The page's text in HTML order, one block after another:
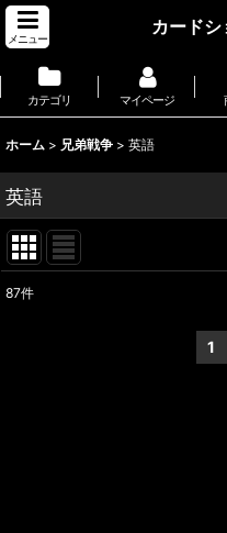
メニュー
カード
カテゴリ マイページ
ホーム > 兄弟戦争 > 英語
英語
87件
1